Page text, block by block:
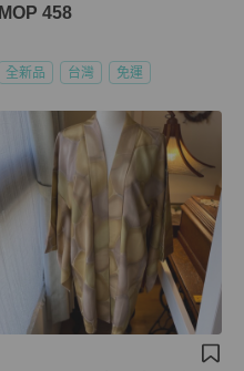
MOP 458
全新品 台灣 免運